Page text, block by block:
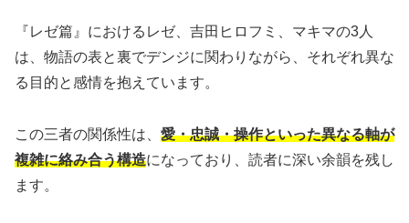
『レゼ篇』におけるレゼ、吉田ヒロフミ、マキマの3人
は、物語の表と裏でデンジに関わりながら、それぞれ異な
る目的と感情を抱えています。
この三者の関係性は、 愛・忠誠・操作といった異なる軸が
複雑に絡み合う構造になっており、読者に深い余韻を残し
ます。